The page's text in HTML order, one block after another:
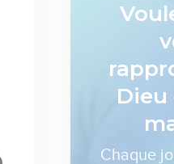
Dieu
Chaque